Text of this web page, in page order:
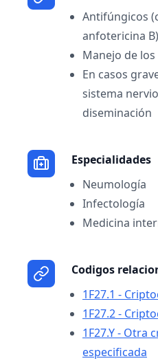
Antifúngicos
anfotericina B)
Manejo de
En casos
sistema
diseminación
Especialidades
Neumología
Infectología
Medicina
Codigos
1F27.1 -
1F27.2 -
1F27.Y - Otra
especificada